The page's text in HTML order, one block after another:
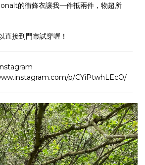
的衝鋒衣讓我一件抵兩件，物超所
直接到門市試穿喔！
p/CYiPtwhLEcO/